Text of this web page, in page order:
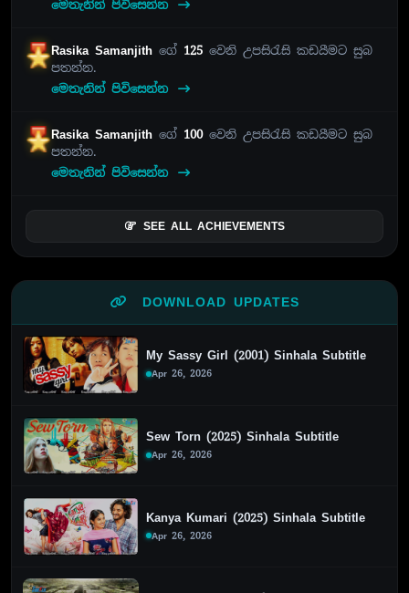
මෙතැනින් පිවිසෙන්න
Rasika Samanjithගේ 125 වෙනි උපසිරැසි කඩයීමට සුබ
පතන්න.
මෙතැනින් පිවිසෙන්න
Rasika Samanjithගේ 100වෙනි උපසිරැසි කඩයීමට සුබ
පතන්න.
මෙතැනින් පිවිසෙන්න
SEE ALL ACHIEVEMENTS
DOWNLOAD UPDATES
My Sassy Girl (2001) Sinhala Subtitle
Apr 26, 2026
Sew Torn (2025) Sinhala Subtitle
Apr 26, 2026
Kanya Kumari (2025) Sinhala Subtitle
Apr 26, 2026